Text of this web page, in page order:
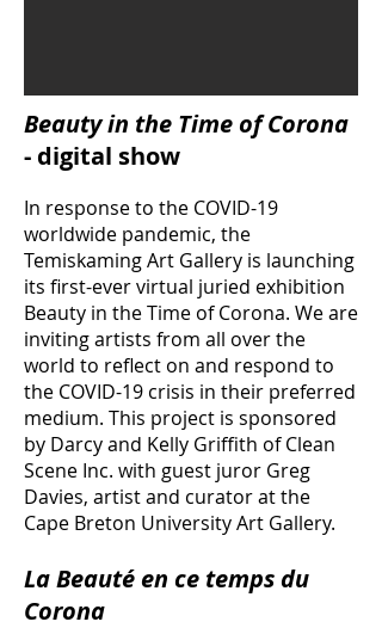
Beauty in the Time of Corona
- digital show
In response to the COVID-19
worldwide pandemic, the
Temiskaming Art Gallery is launching
its first-ever virtual juried exhibition
Beauty in the Time of Corona. We are
inviting artists from all over the
world to reflect on and respond to
the COVID-19 crisis in their preferred
medium. This project is sponsored
by Darcy and Kelly Griffith of Clean
Scene Inc. with guest juror Greg
Davies, artist and curator at the
Cape Breton University Art Gallery.
La Beauté en ce temps du
Corona